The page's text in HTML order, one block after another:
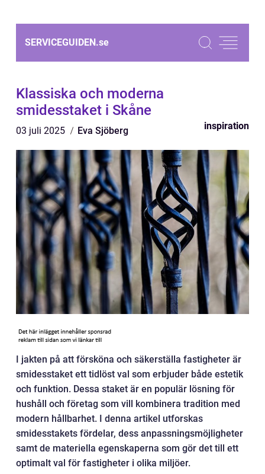
SERVICEGUIDEN.se
Klassiska och moderna
smidesstaket i Skåne
03 juli 2025 Eva Sjöberg inspiration
I jakten på att försköna och säkerställa fastigheter är
smidesstaket ett tidlöst val som erbjuder både estetik
och funktion. Dessa staket är en populär lösning för
hushåll och företag som vill kombinera tradition med
modern hållbarhet. I denna artikel utforskas
smidesstakets fördelar, dess anpassningsmöjligheter
samt de materiella egenskaperna som gör det till ett
optimalt val för fastigheter i olika miljöer.